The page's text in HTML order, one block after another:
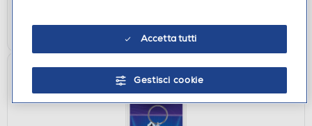
AGGIUNGI
Accetta tutti
Gestisci cookie